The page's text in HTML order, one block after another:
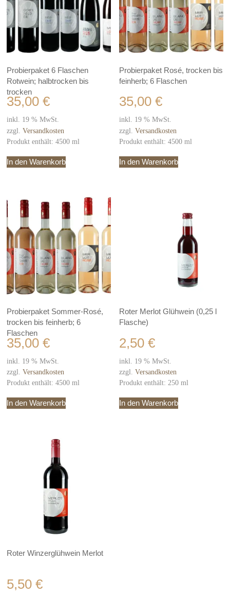
Probierpaket 6 Flaschen
Rotwein; halbtrocken bis
trocken
35,00€
inkl. 19 % MwSt.
zzgl.Versandkosten
Produkt enthält: 4500ml
In den Warenkorb
Probierpaket Rosé, trocken bis
feinherb; 6 Flaschen
35,00€
inkl. 19 % MwSt.
zzgl.Versandkosten
Produkt enthält: 4500ml
In den Warenkorb
Probierpaket Sommer-Rosé,
trocken bis feinherb; 6
Flaschen
35,00€
inkl. 19 % MwSt.
zzgl.Versandkosten
Produkt enthält: 4500ml
In den Warenkorb
Roter Merlot Glühwein (0,25 l
Flasche)
2,50€
inkl. 19 % MwSt.
zzgl.Versandkosten
Produkt enthält: 250ml
In den Warenkorb
Roter Winzerglühwein Merlot
5,50€